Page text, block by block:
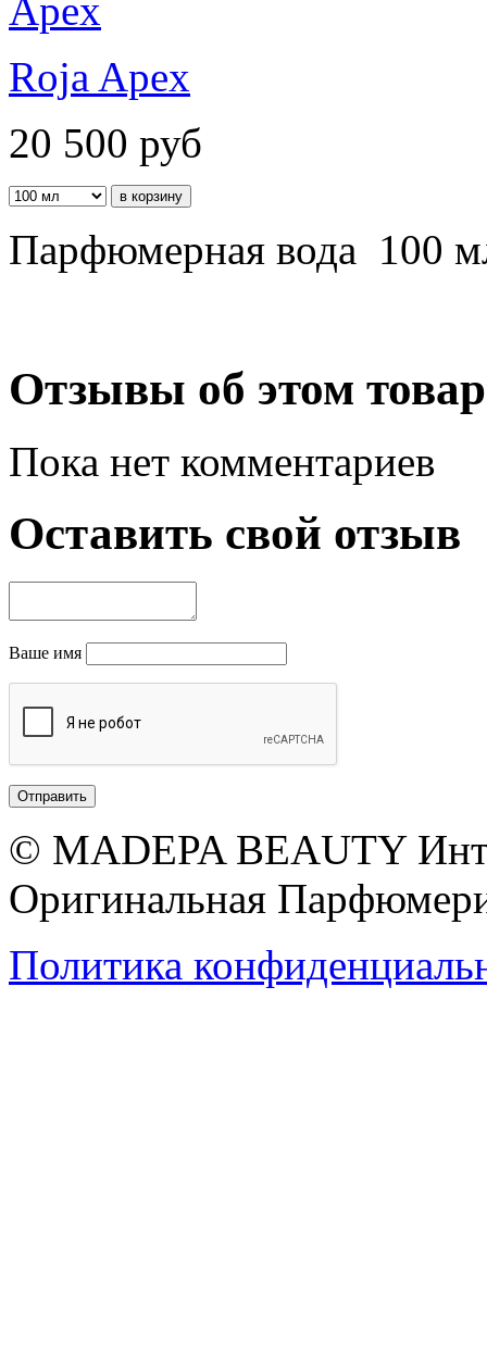
Roja Apex
20 500 руб
Парфюмерная вода 100
Отзывы об этом
Пока нет комментариев
Оставить свой отзыв
Ваше имя
© MADEPA BEAUTY
Оригинальная
Политика